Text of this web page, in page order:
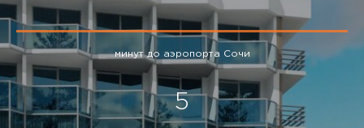
минут до аэропорта Сочи
5